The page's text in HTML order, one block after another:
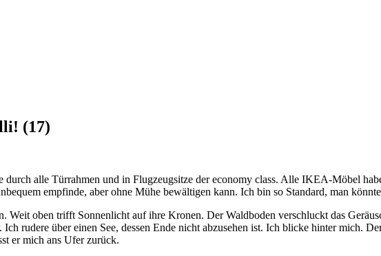
puppenlustig
(17)
alle Türrahmen und in Flugzeugsitze der economy class. Alle IKEA-Möbel
empfinde, aber ohne Mühe bewältigen kann. Ich bin so Standard, man
Weit oben trifft Sonnenlicht auf ihre Kronen. Der Waldboden verschluckt das
rudere über einen See, dessen Ende nicht abzusehen ist. Ich blicke hinter mich.
er mich ans Ufer zurück.